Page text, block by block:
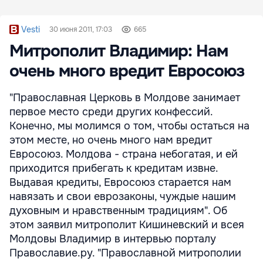
Vesti 30 июня 2011, 17:03 665
Митрополит Владимир: Нам
очень много вредит Евросоюз
"Православная Церковь в Молдове занимает
первое место среди других конфессий.
Конечно, мы молимся о том, чтобы остаться на
этом месте, но очень много нам вредит
Евросоюз. Молдова - страна небогатая, и ей
приходится прибегать к кредитам извне.
Выдавая кредиты, Евросоюз старается нам
навязать и свои еврозаконы, чуждые нашим
духовным и нравственным традициям". Об
этом заявил митрополит Кишиневский и всея
Молдовы Владимир в интервью порталу
Православие.ру. "Православной митрополии